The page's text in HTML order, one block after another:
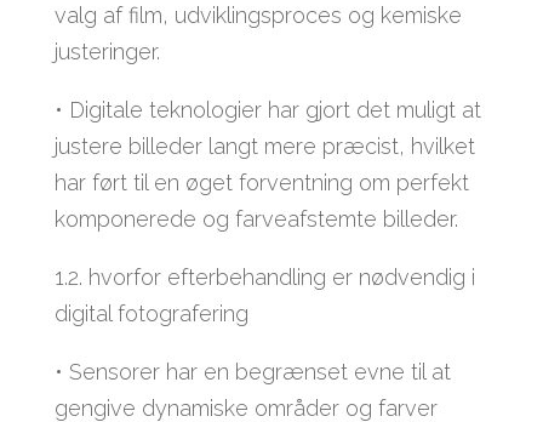
valg af film, udviklingsproces og kemiske
justeringer.
• Digitale teknologier har gjort det muligt at
justere billeder langt mere præcist, hvilket
har ført til en øget forventning om perfekt
komponerede og farveafstemte billeder.
1.2. hvorfor efterbehandling er nødvendig i
digital fotografering
• Sensorer har en begrænset evne til at
gengive dynamiske områder og farver